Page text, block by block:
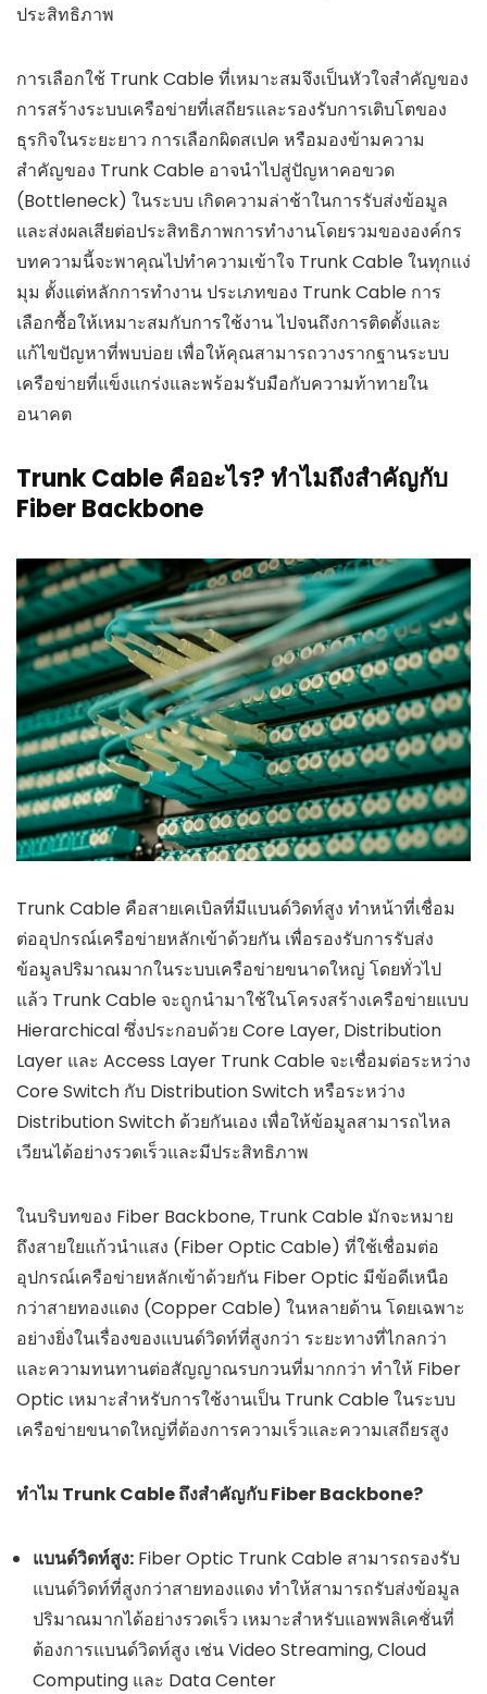
ประสิทธิภาพ
การเลือกใช้ Trunk Cable ที่เหมาะสมจึงเป็นหัวใจสำคัญของ
การสร้างระบบเครือข่ายที่เสถียรและรองรับการเติบโตของ
ธุรกิจในระยะยาว การเลือกผิดสเปค หรือมองข้ามความ
สำคัญของ Trunk Cable อาจนำไปสู่ปัญหาคอขวด
(Bottleneck) ในระบบ เกิดความล่าช้าในการรับส่งข้อมูล
และส่งผลเสียต่อประสิทธิภาพการทำงานโดยรวมขององค์กร
บทความนี้จะพาคุณไปทำความเข้าใจ Trunk Cable ในทุกแง่
มุม ตั้งแต่หลักการทำงาน ประเภทของ Trunk Cable การ
เลือกซื้อให้เหมาะสมกับการใช้งาน ไปจนถึงการติดตั้งและ
แก้ไขปัญหาที่พบบ่อย เพื่อให้คุณสามารถวางรากฐานระบบ
เครือข่ายที่แข็งแกร่งและพร้อมรับมือกับความท้าทายใน
อนาคต
Trunk Cable คืออะไร? ทำไมถึงสำคัญกับ
Fiber Backbone
Trunk Cable คือสายเคเบิลที่มีแบนด์วิดท์สูง ทำหน้าที่เชื่อม
ต่ออุปกรณ์เครือข่ายหลักเข้าด้วยกัน เพื่อรองรับการรับส่ง
ข้อมูลปริมาณมากในระบบเครือข่ายขนาดใหญ่ โดยทั่วไป
แล้ว Trunk Cable จะถูกนำมาใช้ในโครงสร้างเครือข่ายแบบ
Hierarchical ซึ่งประกอบด้วย Core Layer, Distribution
Layer และ Access Layer Trunk Cable จะเชื่อมต่อระหว่าง
Core Switch กับ Distribution Switch หรือระหว่าง
Distribution Switch ด้วยกันเอง เพื่อให้ข้อมูลสามารถไหล
เวียนได้อย่างรวดเร็วและมีประสิทธิภาพ
ในบริบทของ Fiber Backbone, Trunk Cable มักจะหมาย
ถึงสายใยแก้วนำแสง (Fiber Optic Cable) ที่ใช้เชื่อมต่อ
อุปกรณ์เครือข่ายหลักเข้าด้วยกัน Fiber Optic มีข้อดีเหนือ
กว่าสายทองแดง (Copper Cable) ในหลายด้าน โดยเฉพาะ
อย่างยิ่งในเรื่องของแบนด์วิดท์ที่สูงกว่า ระยะทางที่ไกลกว่า
และความทนทานต่อสัญญาณรบกวนที่มากกว่า ทำให้ Fiber
Optic เหมาะสำหรับการใช้งานเป็น Trunk Cable ในระบบ
เครือข่ายขนาดใหญ่ที่ต้องการความเร็วและความเสถียรสูง
ทำไม Trunk Cable ถึงสำคัญกับ Fiber Backbone?
แบนด์วิดท์สูง: Fiber Optic Trunk Cable สามารถรองรับ
แบนด์วิดท์ที่สูงกว่าสายทองแดง ทำให้สามารถรับส่งข้อมูล
ปริมาณมากได้อย่างรวดเร็ว เหมาะสำหรับแอพพลิเคชั่นที่
ต้องการแบนด์วิดท์สูง เช่น Video Streaming, Cloud
Computing และ Data Center